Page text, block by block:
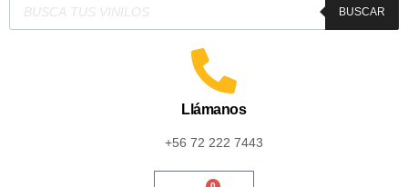
BUSCAR
Llámanos
+56 72 222 7443